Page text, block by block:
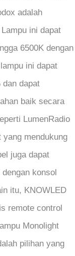
adalah
ini dapat
6500K dengan
ini dapat
dan dapat
baik secara
LumenRadio
mendukung
juga dapat
konsol
itu, KNOWLED
remote control
Monolight
pilihan yang